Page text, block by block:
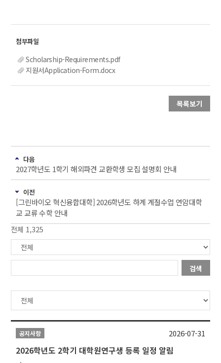
Scholarship-Requirements.pdf
지원서Application-Form.docx
목록보기
다음
2027학년도 1학기 해외파견 교환학생 모집 설명회 안내
이전
[그린바이오 혁신융합대학] 2026학년도 하계 계절수업 연암대학
교 교류 수학 안내
전체 1,325
검색
공지사항
2026학년도 2학기 대학원연구생 등록 일정 알림
2026-07-31